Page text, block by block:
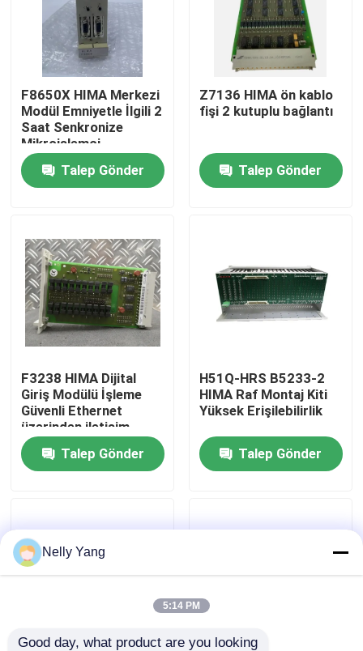
Evde
Hakkımızda
Fabrika turu
Kalite Kontrolü
Bizimle İletişim
Bir İndirim İste
Bently Nevada Parçaları
F8650X HIMA Merkezi
Modül Emniyetle İlgili 2
Saat Senkronize
Mikroişlemci
Talep Gönder
Z7136 HIMA ön kablo
fişi 2 kutuplu bağlantı
Talep Gönder
F3238 HIMA Dijital
Giriş Modülü İşleme
Güvenli Ethernet
üzerinden iletişim
Talep Gönder
H51Q-HRS B5233-2
HIMA Raf Montaj Kiti
Yüksek Erişilebilirlik
Talep Gönder
Nelly Yang
5:14 PM
Good day, what product are you looking